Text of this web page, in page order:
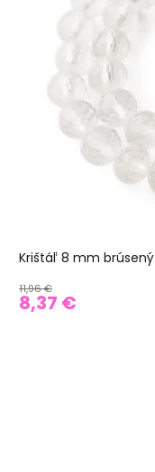
Krištáľ 8 mm brúsený
11,96 €
8,37 €